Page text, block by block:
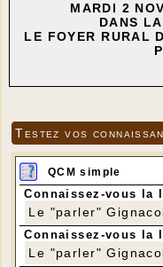
MARDI 2
DANS
LE FOYER RURAL
Testez vos
QCM simple
Connaissez-vous la
Le "parler"
Connaissez-vous la
Le "parler"